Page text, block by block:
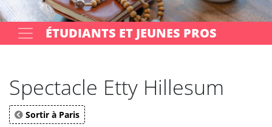
ÉTUDIANTS ET JEUNES PROS
Spectacle Etty Hillesum
Sortir à Paris